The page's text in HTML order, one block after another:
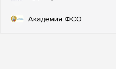
Академия ФСО